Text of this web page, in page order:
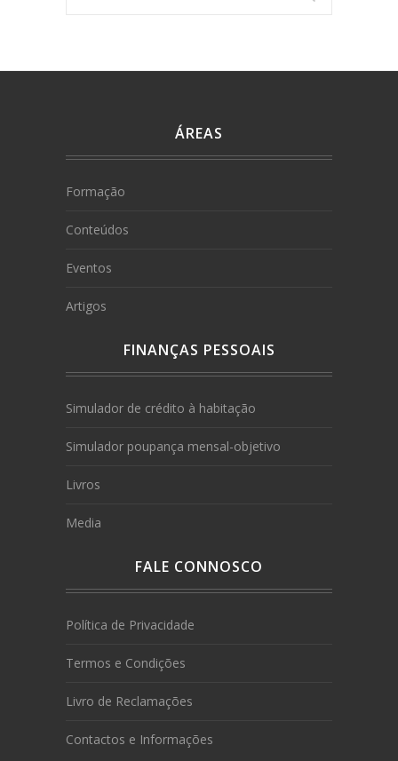
ÁREAS
Formação
Conteúdos
Eventos
Artigos
FINANÇAS PESSOAIS
Simulador de crédito à habitação
Simulador poupança mensal-objetivo
Livros
Media
FALE CONNOSCO
Política de Privacidade
Termos e Condições
Livro de Reclamações
Contactos e Informações